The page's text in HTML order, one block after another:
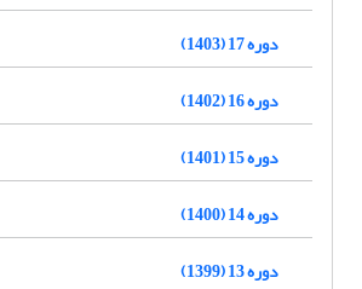
دوره 17 (1403)
دوره 16 (1402)
دوره 15 (1401)
دوره 14 (1400)
دوره 13 (1399)